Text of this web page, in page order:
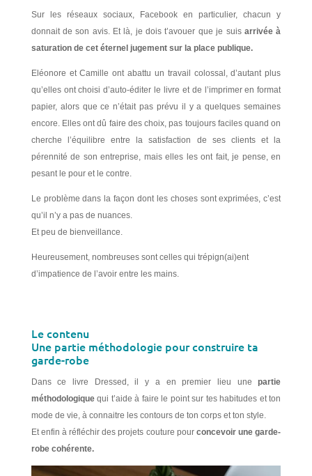
Sur les réseaux sociaux, Facebook en particulier, chacun y
donnait de son avis. Et là, je dois t’avouer que je suis arrivée à
saturation de cet éternel jugement sur la place publique.
Eléonore et Camille ont abattu un travail colossal, d’autant plus
qu’elles ont choisi d’auto-éditer le livre et de l’imprimer en format
papier, alors que ce n’était pas prévu il y a quelques semaines
encore. Elles ont dû faire des choix, pas toujours faciles quand on
cherche l’équilibre entre la satisfaction de ses clients et la
pérennité de son entreprise, mais elles les ont fait, je pense, en
pesant le pour et le contre.
Le problème dans la façon dont les choses sont exprimées, c’est
qu’il n’y a pas de nuances.
Et peu de bienveillance.
Heureusement, nombreuses sont celles qui trépign(ai)ent
d’impatience de l’avoir entre les mains.
Le contenu
Une partie méthodologie pour construire ta
garde-robe
Dans ce livre Dressed, il y a en premier lieu unepartie
méthodologiquequi t’aide à faire le point sur tes habitudes et ton
mode de vie, à connaitre les contours de ton corps et ton style.
Et enfin à réfléchir des projets couture pour concevoir une garde-
robe cohérente.